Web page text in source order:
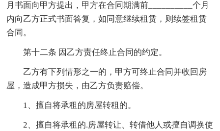
月书面向甲方提出，甲方在合同期满前__________个月
内向乙方正式书面答复，如同意继续租赁，则续签租赁
合同。
第十二条 因乙方责任终止合同的约定。
乙方有下列情形之一的，甲方可终止合同并收回房
屋，造成甲方损失，由乙方负责赔偿。
1、擅自将承租的房屋转租的。
2、擅自将承租的.房屋转让、转借他人或擅自调换使